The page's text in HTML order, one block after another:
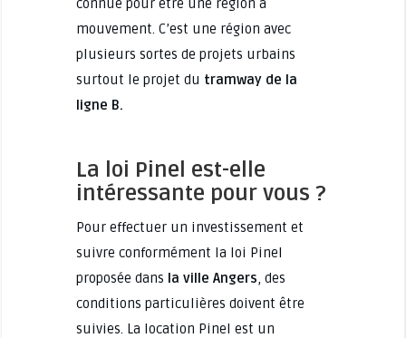
connue pour être une région à
mouvement. C’est une région avec
plusieurs sortes de projets urbains
surtout le projet du tramway de la
ligne B.
La loi Pinel est-elle
intéressante pour vous ?
Pour effectuer un investissement et
suivre conformément la loi Pinel
proposée dans la ville Angers, des
conditions particulières doivent être
suivies. La location Pinel est un